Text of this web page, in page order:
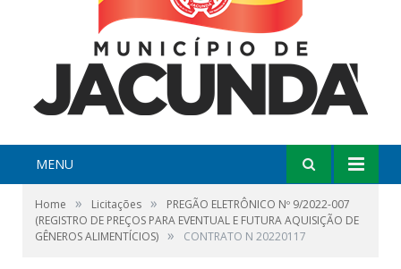
MENU
Home » Licitações »
PREGÃO ELETRÔNICO Nº 9/2022-007
(REGISTRO DE PREÇOS PARA EVENTUAL E FUTURA AQUISIÇÃO DE
GÊNEROS ALIMENTÍCIOS) » CONTRATO N 20220117